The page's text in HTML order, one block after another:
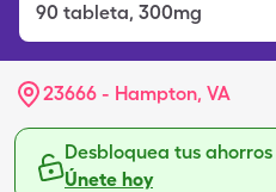
90 tableta, 300mg
23666 - Hampton, VA
Desbloquea tus
Únete hoy